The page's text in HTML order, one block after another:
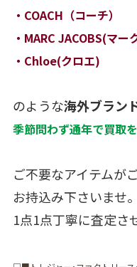
・COACH（コーチ）
・MARC JACOBS(マ
・Chloe(クロエ)
のような海外ブラン
季節問わず通年で買取
ご不要なアイテムが
お持込み下さいませ。
1点1点丁寧に査定さ